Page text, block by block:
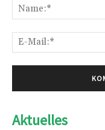
Aktuelles